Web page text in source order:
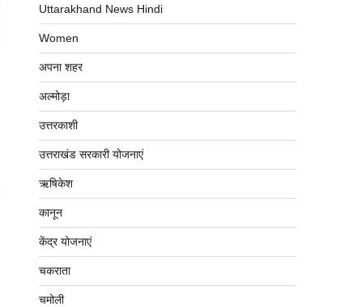
Uttarakhand News Hindi
Women
अपना शहर
अल्मोड़ा
उत्तरकाशी
उत्तराखंड सरकारी योजनाएं
ऋषिकेश
कानून
केंद्र योजनाएं
चकराता
चमोली